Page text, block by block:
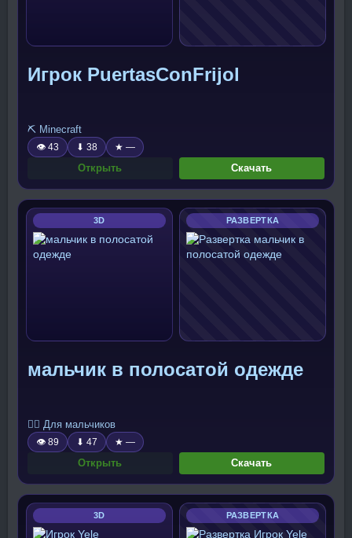
Игрок PuertasConFrijol
⛏️ Minecraft
👁 43 ⬇ 38 ★ —
Открыть Скачать
3D РАЗВЕРТКА
мальчик в полосатой одежде
🧍‍♂️ Для мальчиков
👁 89 ⬇ 47 ★ —
Открыть Скачать
3D РАЗВЕРТКА